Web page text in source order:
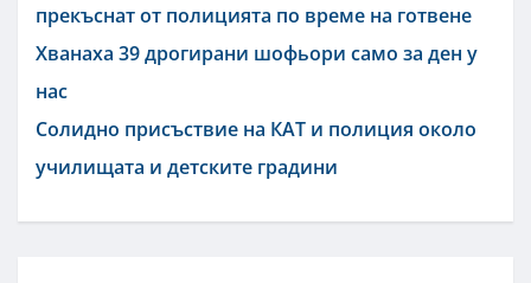
прекъснат от полицията по време на готвене
Хванаха 39 дрогирани шофьори само за ден у
нас
Солидно присъствие на КАТ и полиция около
училищата и детските градини